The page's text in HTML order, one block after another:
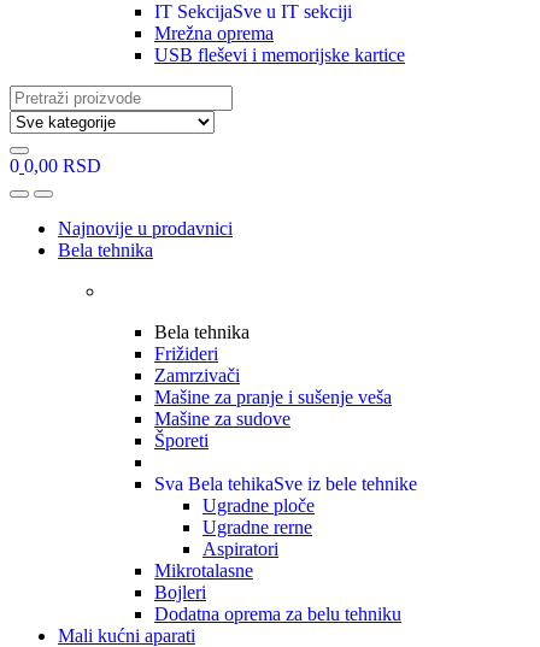
IT SekcijaSve u IT sekciji
Mrežna oprema
USB fleševi i memorijske kartice
Search
for:
0 0,00 RSD
OpenClose
Najnovije u prodavnici
Bela tehnika
Bela tehnika
Frižideri
Zamrzivači
Mašine za pranje i sušenje veša
Mašine za sudove
Šporeti
Sva Bela tehikaSve iz bele tehnike
Ugradne ploče
Ugradne rerne
Aspiratori
Mikrotalasne
Bojleri
Dodatna oprema za belu tehniku
Mali kućni aparati